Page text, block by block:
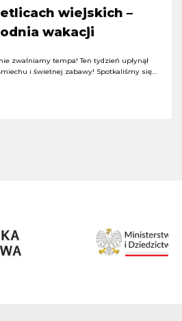
wiejskich –
wakacji
zwalniamy tempa! Ten tydzień upłynął
i świetnej zabawy! Spotkaliśmy się…